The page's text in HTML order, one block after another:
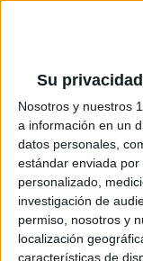
Su
Nosotros y nuestros
a información en un
datos personales,
estándar enviada
personalizado,
investigación de
permiso, nosotros y
localización
características de
1. Haz el
tomates, el ajo, los
Licúa hasta obtener
funcionamiento,
pimienta.2. Coloca en
aproximadamente 2/3
y cúbrela con las
Esta opción tiene un
hacerla, pero su
refrigerarla para que
Ingredientes